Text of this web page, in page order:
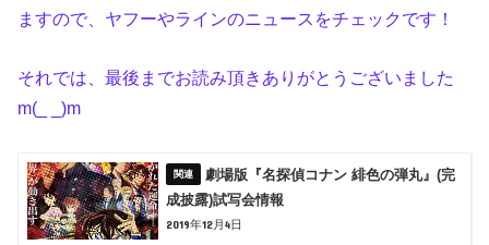
ますので、ヤフーやラインのニュースをチェックです！
それでは、最後までお読み頂きありがとうございました
m(_ _)m
劇場版『名探偵コナン 緋色の弾丸』(完
成披露)試写会情報
2019年12月4日